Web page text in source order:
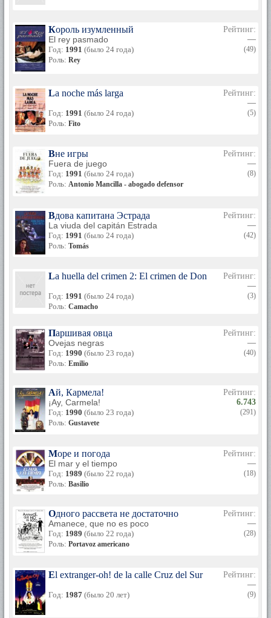
Король изумленный
El rey pasmado
Год: 1991 (было 24 года)
Роль: Rey
Рейтинг:
—
(49)
La noche más larga
Год: 1991 (было 24 года)
Роль: Fito
Рейтинг:
—
(5)
Вне игры
Fuera de juego
Год: 1991 (было 24 года)
Роль: Antonio Mancilla - abogado defensor
Рейтинг:
—
(8)
Вдова капитана Эстрада
La viuda del capitán Estrada
Год: 1991 (было 24 года)
Роль: Tomás
Рейтинг:
—
(42)
La huella del crimen 2: El crimen de Don Benito
Год: 1991 (было 24 года)
Роль: Camacho
Рейтинг:
—
(3)
Паршивая овца
Ovejas negras
Год: 1990 (было 23 года)
Роль: Emilio
Рейтинг:
—
(40)
Ай, Кармела!
¡Ay, Carmela!
Год: 1990 (было 23 года)
Роль: Gustavete
Рейтинг:
6.743
(291)
Море и погода
El mar y el tiempo
Год: 1989 (было 22 года)
Роль: Basilio
Рейтинг:
—
(18)
Одного рассвета не достаточно
Amanece, que no es poco
Год: 1989 (было 22 года)
Роль: Portavoz americano
Рейтинг:
—
(28)
El extranger-oh! de la calle Cruz del Sur
Год: 1987 (было 20 лет)
Рейтинг:
—
(9)